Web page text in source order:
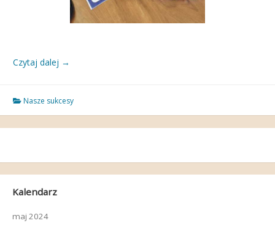
Czytaj dalej →
Nasze sukcesy
Kalendarz
maj 2024